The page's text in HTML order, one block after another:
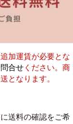
加運賃が必要とな
合せ ください。商
となります。
送料の確認をご希